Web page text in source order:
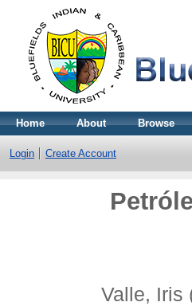
Home About Browse
Login Create Account
Valle, Iris